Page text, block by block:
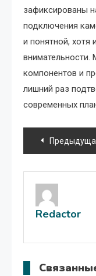
зафиксированы
подключения
и понятной, хотя
внимательности.
компонентов и
лишний раз
современных
по
записям
Redactor